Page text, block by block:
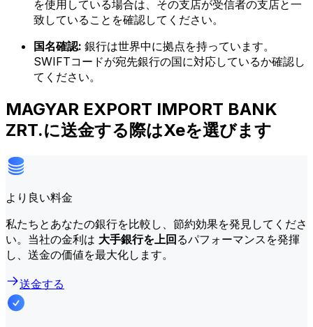
を使用している場合は、その支店が受信者の支店と一
致していることを確認してください。
国名確認: 銀行は世界中に拠点を持っています。
SWIFTコードが宛先銀行の国に対応しているか確認し
てください。
MAGYAR EXPORT IMPORT BANK
ZRT.に送金する際はXeを選びます
より良い料金
私たちとあなたの銀行を比較し、節約効果を発見してくださ
い。当社の金利は 大手銀行を上回るパフォーマンスを発揮
し、送金の価値を最大化します。
送金する